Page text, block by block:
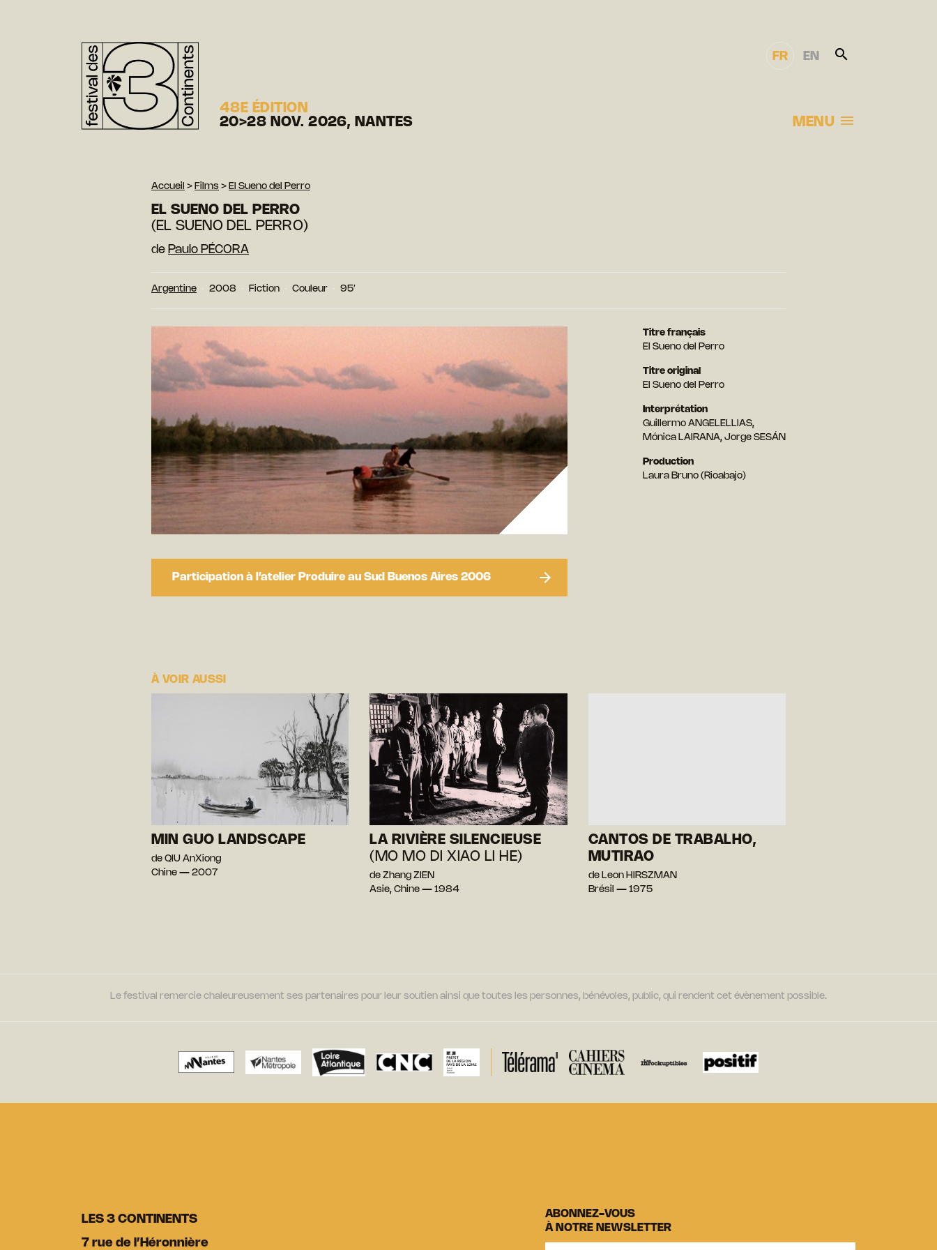
48E ÉDITION
20>28 NOV. 2026, NANTES
FR EN
MENU
Accueil > Films > El Sueno del Perro
EL SUENO DEL PERRO
(EL SUENO DEL PERRO)
de Paulo PÉCORA
Argentine 2008 Fiction Couleur 95′
Participation à l’atelier Produire au Sud Buenos Aires 2006
Titre français
El Sueno del Perro
Titre original
El Sueno del Perro
Interprétation
Guillermo ANGELELLIAS,
Mónica LAIRANA, Jorge SESÁN
Production
Laura Bruno (Rioabajo)
À VOIR AUSSI
MIN GUO LANDSCAPE
de QIU AnXiong
Chine — 2007
LA RIVIÈRE SILENCIEUSE
(MO MO DI XIAO LI HE)
de Zhang ZIEN
Asie, Chine — 1984
CANTOS DE TRABALHO,
MUTIRAO
de Leon HIRSZMAN
Brésil — 1975
Le festival remercie chaleureusement ses partenaires pour leur soutien ainsi que toutes les personnes, bénévoles, public, qui rendent cet évènement possible.
LES 3 CONTINENTS
7 rue de l’Héronnière
ABONNEZ-VOUS
À NOTRE NEWSLETTER